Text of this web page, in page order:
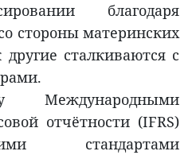
благодаря
стороны материнских
сталкиваются с
Международными
отчётности (IFRS)
стандартами